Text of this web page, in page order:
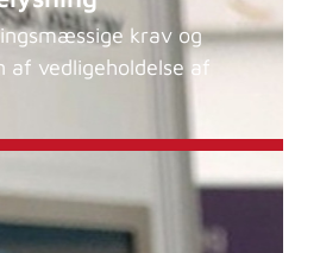
krav og
af vedligeholdelse af